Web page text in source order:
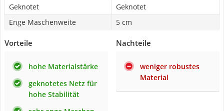
Geknotet
Geknotet
Enge Maschenweite
5 cm
Vorteile
hohe Materialstärke
geknotetes Netz für
hohe Stabilität
Nachteile
weniger robustes
Material